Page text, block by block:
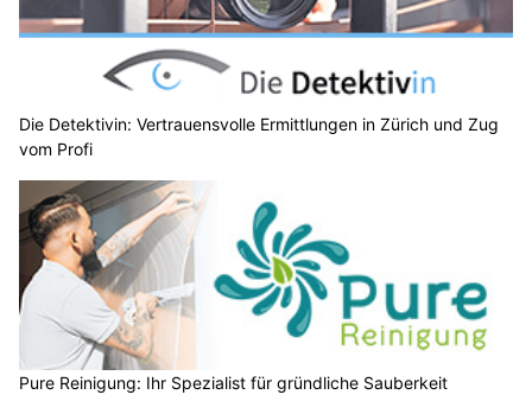
Die Detektivin: Vertrauensvolle Ermittlungen in Zürich und Zug
vom Profi
Pure Reinigung: Ihr Spezialist für gründliche Sauberkeit